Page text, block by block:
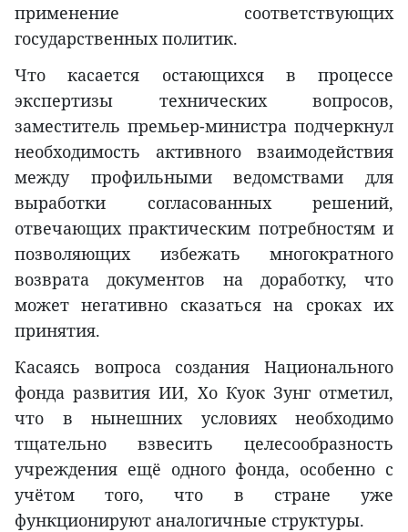
применение соответствующих
государственных политик.
Что касается остающихся в процессе
экспертизы технических вопросов,
заместитель премьер-министра подчеркнул
необходимость активного взаимодействия
между профильными ведомствами для
выработки согласованных решений,
отвечающих практическим потребностям и
позволяющих избежать многократного
возврата документов на доработку, что
может негативно сказаться на сроках их
принятия.
Касаясь вопроса создания Национального
фонда развития ИИ, Хо Куок Зунг отметил,
что в нынешних условиях необходимо
тщательно взвесить целесообразность
учреждения ещё одного фонда, особенно с
учётом того, что в стране уже
функционируют аналогичные структуры.